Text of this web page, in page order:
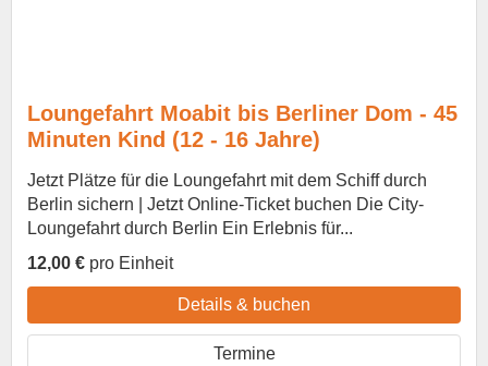
Loungefahrt Moabit bis Berliner Dom - 45
Minuten Kind (12 - 16 Jahre)
Jetzt Plätze für die Loungefahrt mit dem Schiff durch
Berlin sichern | Jetzt Online-Ticket buchen Die City-
Loungefahrt durch Berlin Ein Erlebnis für...
12,00 € pro Einheit
Details & buchen
Termine